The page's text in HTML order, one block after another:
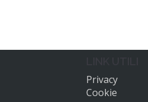
Privacy
Cookie